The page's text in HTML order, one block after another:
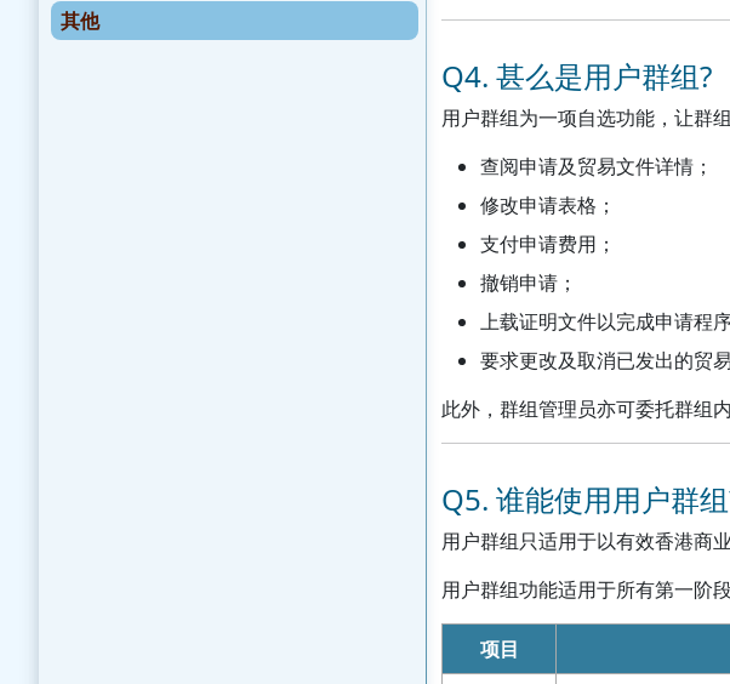
其他
Q4. 甚么是用户群组?
用户群组为一项自选功能，让群
查阅申请及贸易文件详情；
修改申请表格；
支付申请费用；
撤销申请；
上载证明文件以完成申请程
要求更改及取消已发出的贸易
此外，群组管理员亦可委托群组
Q5. 谁能使用用户群
用户群组只适用于以有效香港商
用户群组功能适用于所有第一阶
项目